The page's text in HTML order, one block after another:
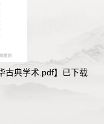
古典学术.pdf】已下载